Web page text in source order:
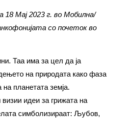
18 Мај 2023 г. во Мобилна/
со почеток во
Таа има за цел да ја
на природата како фаза
планетата земја.
идеи за грижата на
симболизираат: Љубов,